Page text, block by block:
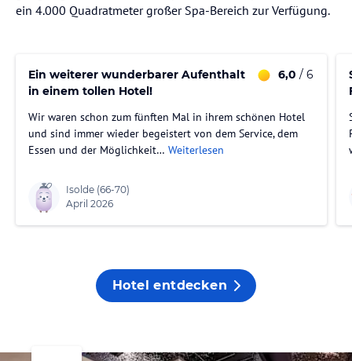
ein 4.000 Quadratmeter großer Spa-Bereich zur Verfügung.
Ein weiterer wunderbarer Aufenthalt
in einem tollen Hotel!
6,0 / 6
Wir waren schon zum fünften Mal in ihrem schönen Hotel
und sind immer wieder begeistert von dem Service, dem
Essen und der Möglichkeit… Weiterlesen
Isolde (66-70)
April 2026
Hotel entdecken